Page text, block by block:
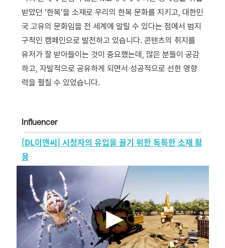
받았던 ‘한복’을 소재로 우리의 한복 문화를 지키고, 대한민
국 고유의 문화임을 전 세계에 알릴 수 있다는 점에서 범지
구적인 캠페인으로 발전하고 있습니다. 콘텐츠의 취지를
유저가 잘 받아들이는 것이 중요했는데, 많은 분들이 공감
하고, 자발적으로 공유하게 되면서 성공적으로 선한 영향
력을 펼칠 수 있었습니다.
Influencer
[DL이앤씨] 시청자의 유입을 끌기 위한 독특한 소재 활
용